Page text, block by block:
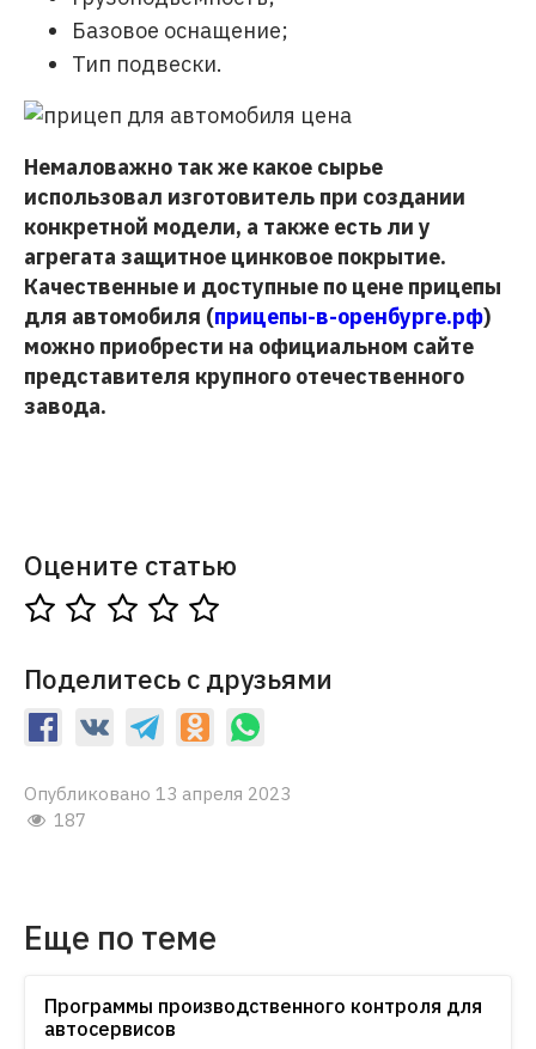
Базовое оснащение;
Тип подвески.
Немаловажно так же какое сырье
использовал изготовитель при создании
конкретной модели, а также есть ли у
агрегата защитное цинковое покрытие.
Качественные и доступные по цене прицепы
для автомобиля (прицепы-в-оренбурге.рф)
можно приобрести на официальном сайте
представителя крупного отечественного
завода.
Оцените статью
Поделитесь с друзьями
Опубликовано 13 апреля 2023
187
Еще по теме
Программы производственного контроля для
автосервисов